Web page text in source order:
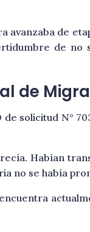
avanzaba de
de no
de
solicitud N°
Habían
no se había